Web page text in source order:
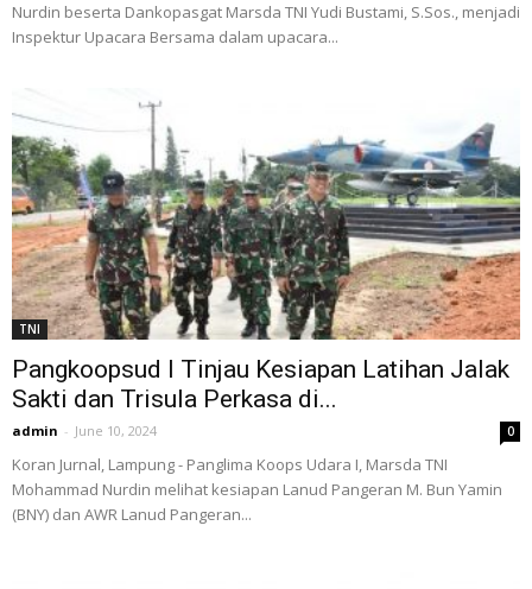
Nurdin beserta Dankopasgat Marsda TNI Yudi Bustami, S.Sos., menjadi
Inspektur Upacara Bersama dalam upacara...
TNI
Pangkoopsud I Tinjau Kesiapan Latihan Jalak
Sakti dan Trisula Perkasa di...
admin - June 10, 2024 0
Koran Jurnal, Lampung - Panglima Koops Udara I, Marsda TNI
Mohammad Nurdin melihat kesiapan Lanud Pangeran M. Bun Yamin
(BNY) dan AWR Lanud Pangeran...